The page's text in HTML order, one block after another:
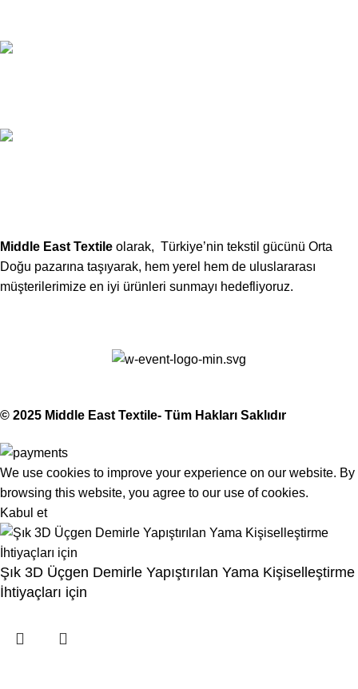
Middle East Textile olarak, Türkiye’nin tekstil gücünü Orta
Doğu pazarına taşıyarak, hem yerel hem de uluslararası
müşterilerimize en iyi ürünleri sunmayı hedefliyoruz.
© 2025 Middle East Textile- Tüm Hakları Saklıdır
We use cookies to improve your experience on our website. By
browsing this website, you agree to our use of cookies.
Kabul et
Şık 3D Üçgen Demirle Yapıştırılan Yama Kişiselleştirme
İhtiyaçları için